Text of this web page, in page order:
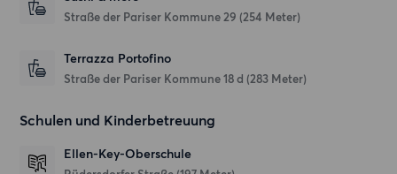
Straße der Pariser Kommune 29 (254 Meter)
Terrazza Portofino
Straße der Pariser Kommune 18 d (283 Meter)
Schulen und Kinderbetreuung
Ellen-Key-Oberschule